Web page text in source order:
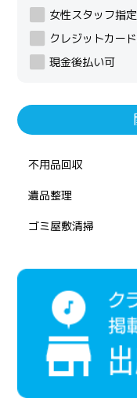
女性スタッフ指
クレジットカー
現金後払い可
不用品回収
遺品整理
ゴミ屋敷清掃